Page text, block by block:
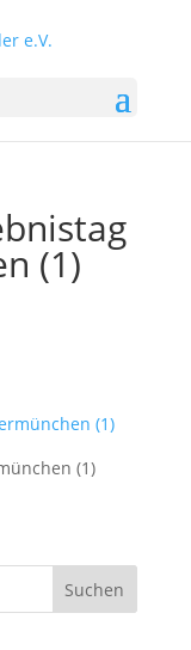
(1)
(1)